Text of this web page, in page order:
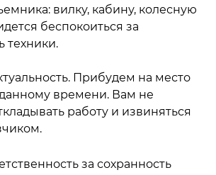
вилку, кабину, колесную
беспокоиться за
техники.
Прибудем на место
времени. Вам не
работу и извиняться
за сохранность